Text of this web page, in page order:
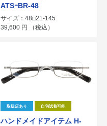
ATSｰBR-48
サイズ：48□21-145
39,600 円 （税込）
取扱店あり 自宅試着可能
ハンドメイドアイテム H-